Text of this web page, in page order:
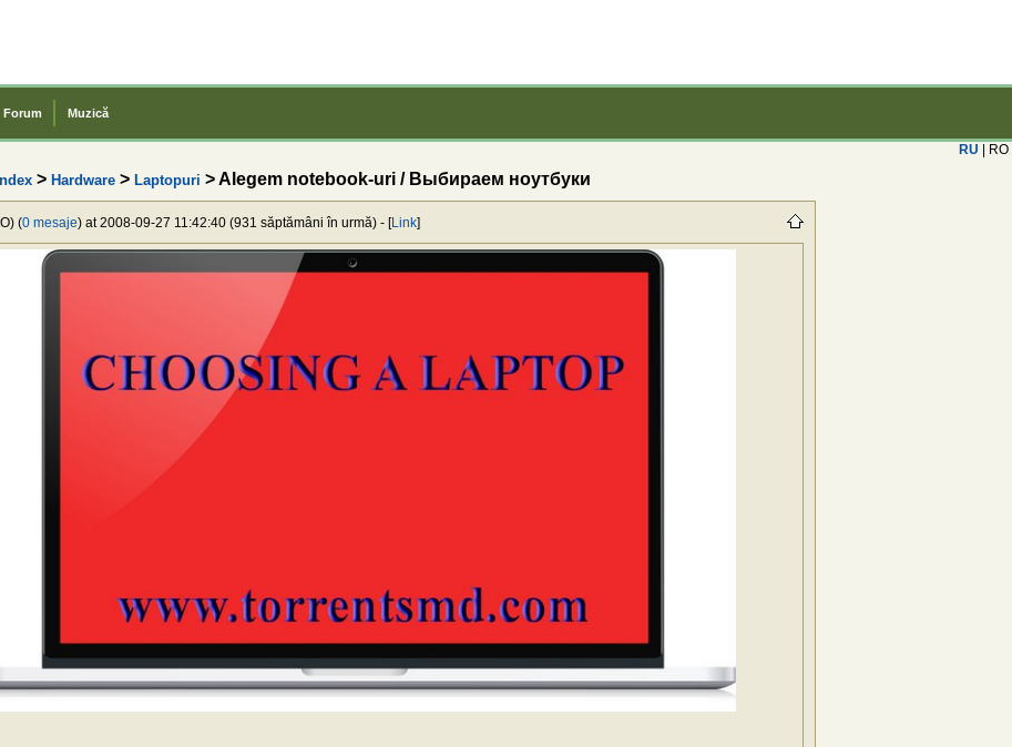
Forum Muzică
RU | RO
> Hardware> Laptopuri > Alegem notebook-uri / Выбираем ноутбуки
(0 mesaje) at 2008-09-27 11:42:40 (931 săptămâni în urmă) - [Link]